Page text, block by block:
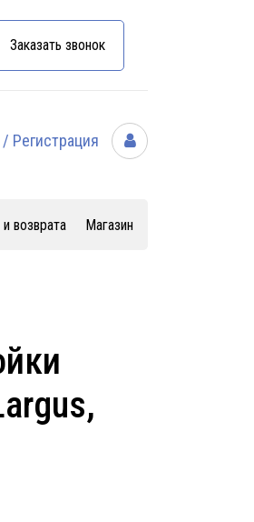
Заказать звонок
Регистрация
возврата Магазин